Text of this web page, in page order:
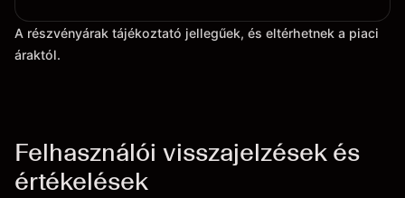
A részvényárak tájékoztató jellegűek, és eltérhetnek a piaci
áraktól.
Felhasználói visszajelzések és
értékelések